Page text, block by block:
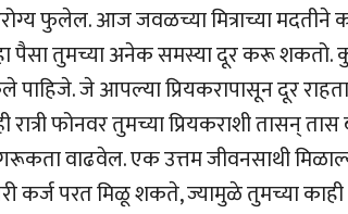
फुलेल. आज जवळच्या मित्राच्या मदतीने
पैसा तुमच्या अनेक समस्या दूर करू शकतो.
जे आपल्या प्रियकरापासून दूर
फोनवर तुमच्या प्रियकराशी तासन्
वाढवेल. एक उत्तम जीवनसाथी
कर्ज परत मिळू शकते, ज्यामुळे तुमच्या